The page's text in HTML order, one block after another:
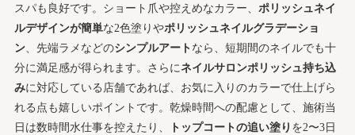
スパも良好です。ショート爪や控えめなカラー、 ポリッシュネイ
ルデザインが簡単な2色塗りやポリッシュネイルグラデーショ
ン、先端ラメなどのシンプルアート なら、短期間のネイルでも十
分に満足感が得られます。さらにネイルサロンポリッシュ持ち込
みに対応している店舗であれば、お気に入りのカラーで仕上げら
れる点も嬉しいポイントです。乾燥時間への配慮として、施術当
日は数時間水仕事を控えたり、
トップコートの追い塗り を2〜3日